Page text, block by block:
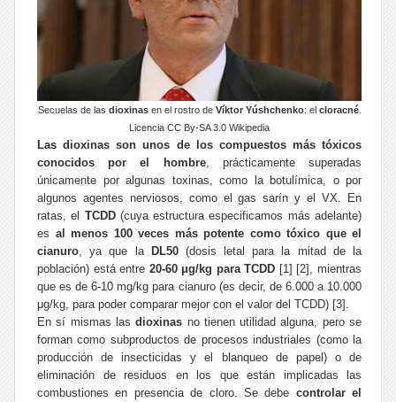
Secuelas de las dioxinasen el rostro de Víktor Yúshchenko: el cloracné.
Licencia CC By-SA 3.0 Wikipedia
Las dioxinas son unos de los compuestos más tóxicos
conocidos por el hombre, prácticamente superadas
únicamente por algunas toxinas, como la botulímica, o por
algunos agentes nerviosos, como el gas sarín y el VX. En
ratas, el TCDD(cuya estructura especificamos más adelante)
es al menos 100 veces más potente como tóxico que el
cianuro , ya que la DL50(dosis letal para la mitad de la
población) está entre 20-60 μg/kg para TCDD [1] [2], mientras
que es de 6-10 mg/kg para cianuro (es decir, de 6.000 a 10.000
μg/kg, para poder comparar mejor con el valor del TCDD) [3].
En sí mismas lasdioxinas no tienen utilidad alguna, pero se
forman como subproductos de procesos industriales (como la
producción de insecticidas y el blanqueo de papel) o de
eliminación de residuos en los que están implicadas las
combustiones en presencia de cloro. Se debe controlar el